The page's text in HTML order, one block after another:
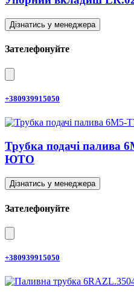
Дізнатись у менеджера
Зателефонуйте
+380939915050
Трубка подачі палива
ЮТО
Дізнатись у менеджера
Зателефонуйте
+380939915050